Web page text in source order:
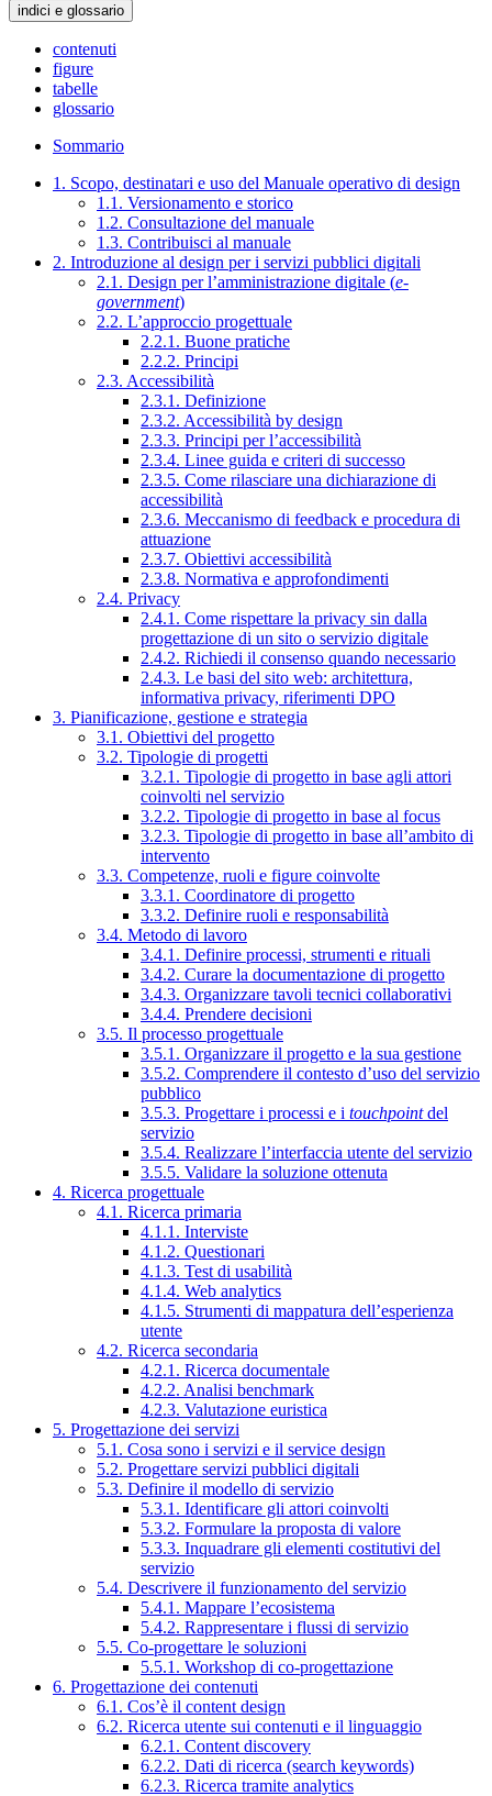
indici e glossario
contenuti
figure
tabelle
glossario
Sommario
1. Scopo, destinatari e uso del Manuale operativo di design
1.1. Versionamento e storico
1.2. Consultazione del manuale
1.3. Contribuisci al manuale
2. Introduzione al design per i servizi pubblici digitali
2.1. Design per l’amministrazione digitale (e-
government)
2.2. L’approccio progettuale
2.2.1. Buone pratiche
2.2.2. Principi
2.3. Accessibilità
2.3.1. Definizione
2.3.2. Accessibilità by design
2.3.3. Principi per l’accessibilità
2.3.4. Linee guida e criteri di successo
2.3.5. Come rilasciare una dichiarazione di
accessibilità
2.3.6. Meccanismo di feedback e procedura di
attuazione
2.3.7. Obiettivi accessibilità
2.3.8. Normativa e approfondimenti
2.4. Privacy
2.4.1. Come rispettare la privacy sin dalla
progettazione di un sito o servizio digitale
2.4.2. Richiedi il consenso quando necessario
2.4.3. Le basi del sito web: architettura,
informativa privacy, riferimenti DPO
3. Pianificazione, gestione e strategia
3.1. Obiettivi del progetto
3.2. Tipologie di progetti
3.2.1. Tipologie di progetto in base agli attori
coinvolti nel servizio
3.2.2. Tipologie di progetto in base al focus
3.2.3. Tipologie di progetto in base all’ambito di
intervento
3.3. Competenze, ruoli e figure coinvolte
3.3.1. Coordinatore di progetto
3.3.2. Definire ruoli e responsabilità
3.4. Metodo di lavoro
3.4.1. Definire processi, strumenti e rituali
3.4.2. Curare la documentazione di progetto
3.4.3. Organizzare tavoli tecnici collaborativi
3.4.4. Prendere decisioni
3.5. Il processo progettuale
3.5.1. Organizzare il progetto e la sua gestione
3.5.2. Comprendere il contesto d’uso del servizio
pubblico
3.5.3. Progettare i processi e i touchpointdel
servizio
3.5.4. Realizzare l’interfaccia utente del servizio
3.5.5. Validare la soluzione ottenuta
4. Ricerca progettuale
4.1. Ricerca primaria
4.1.1. Interviste
4.1.2. Questionari
4.1.3. Test di usabilità
4.1.4. Web analytics
4.1.5. Strumenti di mappatura dell’esperienza
utente
4.2. Ricerca secondaria
4.2.1. Ricerca documentale
4.2.2. Analisi benchmark
4.2.3. Valutazione euristica
5. Progettazione dei servizi
5.1. Cosa sono i servizi e il service design
5.2. Progettare servizi pubblici digitali
5.3. Definire il modello di servizio
5.3.1. Identificare gli attori coinvolti
5.3.2. Formulare la proposta di valore
5.3.3. Inquadrare gli elementi costitutivi del
servizio
5.4. Descrivere il funzionamento del servizio
5.4.1. Mappare l’ecosistema
5.4.2. Rappresentare i flussi di servizio
5.5. Co-progettare le soluzioni
5.5.1. Workshop di co-progettazione
6. Progettazione dei contenuti
6.1. Cos’è il content design
6.2. Ricerca utente sui contenuti e il linguaggio
6.2.1. Content discovery
6.2.2. Dati di ricerca (search keywords)
6.2.3. Ricerca tramite analytics